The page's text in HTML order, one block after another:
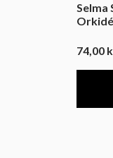
Selma
Orkidé
74,00